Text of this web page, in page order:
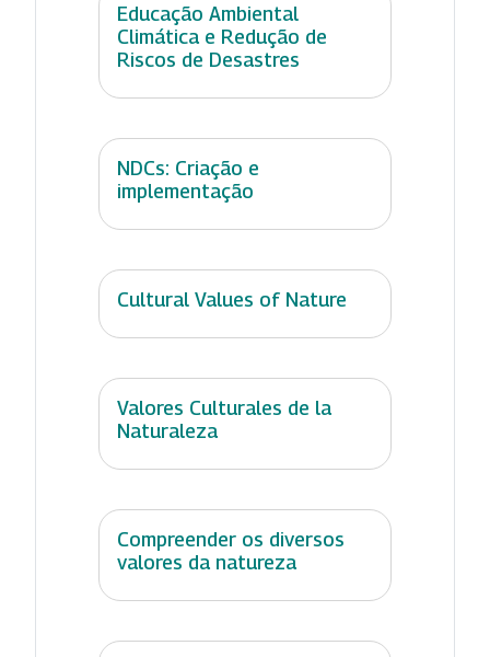
Educação Ambiental
Climática e Redução de
Riscos de Desastres
NDCs: Criação e
implementação
Cultural Values of Nature
Valores Culturales de la
Naturaleza
Compreender os diversos
valores da natureza